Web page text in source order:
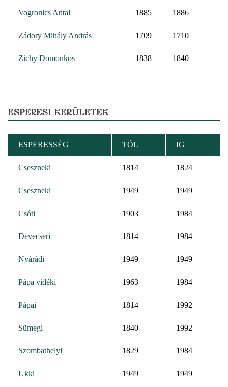
Vogronics Antal 1885 1886
Zádory Mihály András 1709 1710
Zichy Domonkos 1838 1840
ESPERESI KERÜLETEK
ESPERESSÉG TÓL IG
Cseszneki 1814 1824
Cseszneki 1949 1949
Csóti 1903 1984
Devecseri 1814 1984
Nyárádi 1949 1949
Pápa vidéki 1963 1984
Pápai 1814 1992
Sümegi 1840 1992
Szombathelyi 1829 1984
Ukki 1949 1949